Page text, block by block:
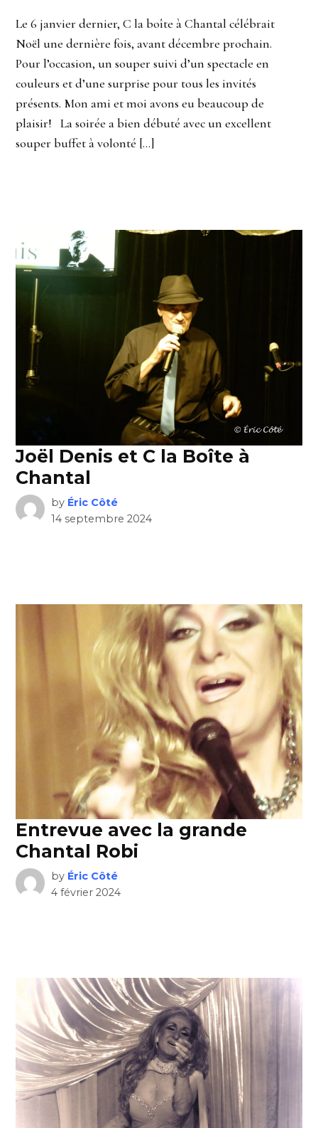
Le 6 janvier dernier, C la boîte à Chantal célébrait
Noël une dernière fois, avant décembre prochain.
Pour l’occasion, un souper suivi d’un spectacle en
couleurs et d’une surprise pour tous les invités
présents. Mon ami et moi avons eu beaucoup de
plaisir! La soirée a bien débuté avec un excellent
souper buffet à volonté […]
Joël Denis et C la Boîte à
Chantal
by Éric Côté
14 septembre 2024
Entrevue avec la grande
Chantal Robi
by Éric Côté
4 février 2024